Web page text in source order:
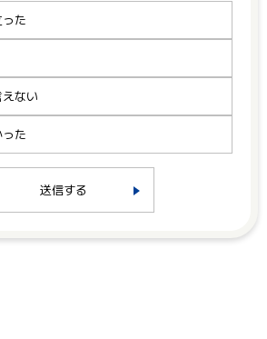
た
ない
た
送信する